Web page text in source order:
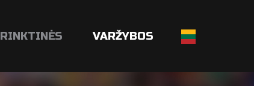
RINKTINĖS VARŽYBOS